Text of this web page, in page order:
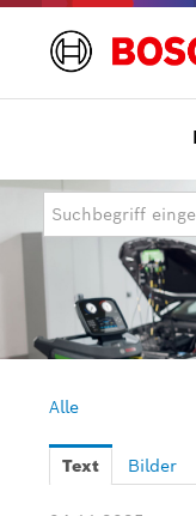
Allgemein/
Bosch
eBike
Mobility
Power Tools
Alle
Text Bilder